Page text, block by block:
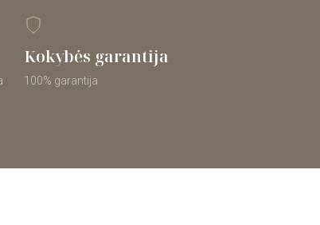
Kokybės garantija
100% garantija